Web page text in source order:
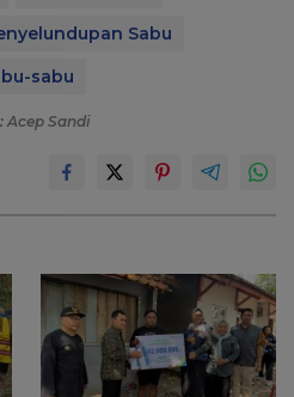
Sabu
sabu
Acep Sandi